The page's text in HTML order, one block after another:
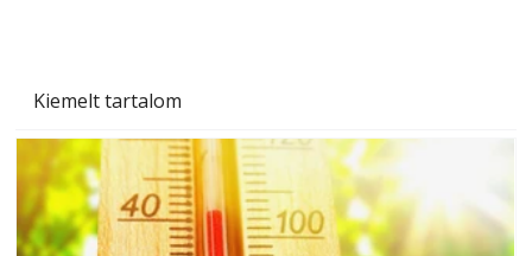
Kiemelt tartalom